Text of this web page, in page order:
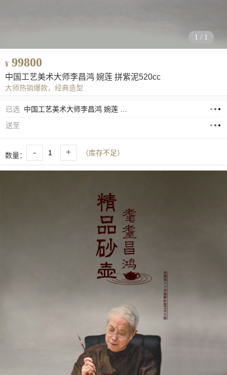
1 / 1
¥ 99800
中国工艺美术大师李昌鸿 婉莲 拼紫泥520cc
大师热销爆款，经典造型
已选
送至
数量： - + （库存不足）